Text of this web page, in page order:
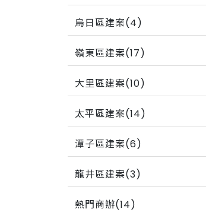
烏日區建案(4)
嶺東區建案(17)
大里區建案(10)
太平區建案(14)
潭子區建案(6)
龍井區建案(3)
熱門商辦(14)